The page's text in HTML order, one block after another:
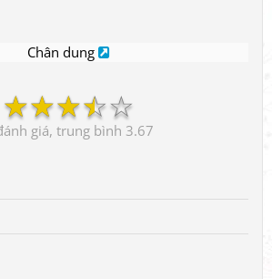
Chân dung
☆
☆
☆
☆
☆
3.67